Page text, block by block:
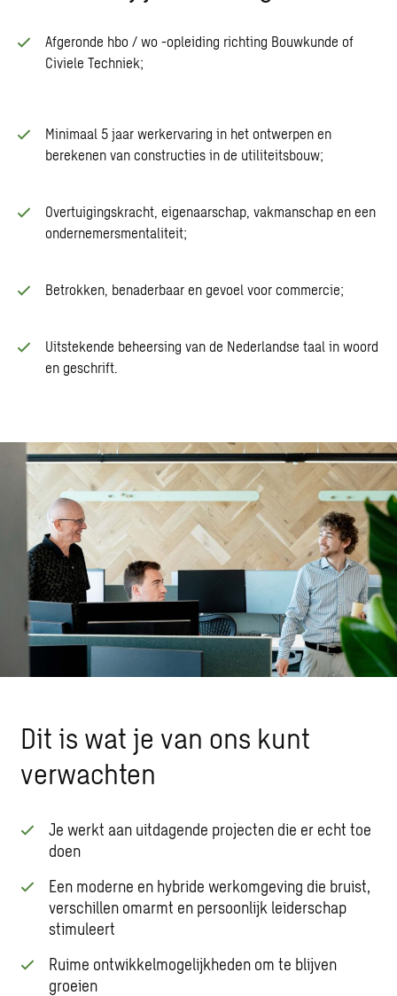
Afgeronde hbo / wo -opleiding richting Bouwkunde of
Civiele Techniek;
Minimaal 5 jaar werkervaring in het ontwerpen en
berekenen van constructies in de utiliteitsbouw;
Overtuigingskracht, eigenaarschap, vakmanschap en een
ondernemersmentaliteit;
Betrokken, benaderbaar en gevoel voor commercie;
Uitstekende beheersing van de Nederlandse taal in woord
en geschrift.
Dit is wat je van ons kunt
verwachten
Je werkt aan uitdagende projecten die er echt toe
doen
Een moderne en hybride werkomgeving die bruist,
verschillen omarmt en persoonlijk leiderschap
stimuleert
Ruime ontwikkelmogelijkheden om te blijven
groeien